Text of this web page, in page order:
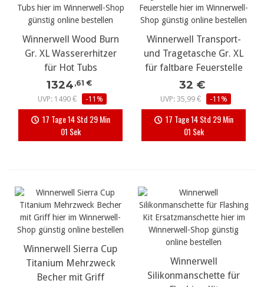
Winnerwell Wood Burn
Gr. XL Wassererhitzer
für Hot Tubs
1324 ,61 €
UVP: 1490 €
-11%
17 Tage 14 Std 29 Min
00 Sek
Winnerwell Transport-
und Tragetasche Gr. XL
für faltbare Feuerstelle
32 €
UVP: 35,99 € -11%
17 Tage 14 Std 29 Min
00 Sek
Winnerwell Sierra Cup
Titanium Mehrzweck
Becher mit Griff
Winnerwell
Silikonmanschette für